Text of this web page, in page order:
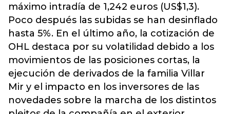
máximo intradía de 1,242 euros (US$1,3).
Poco después las subidas se han desinflado
hasta 5%. En el último año, la cotización de
OHL destaca por su volatilidad debido a los
movimientos de las posiciones cortas, la
ejecución de derivados de la familia Villar
Mir y el impacto en los inversores de las
novedades sobre la marcha de los distintos